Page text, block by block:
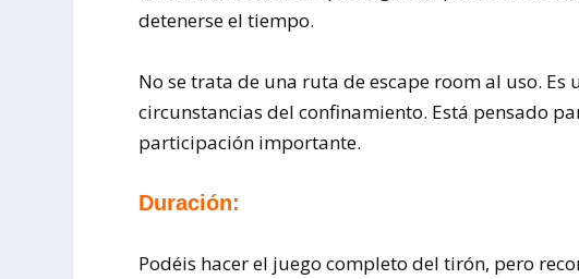
detenerse el tiempo.
No se trata de una ruta de escape room al uso.
circunstancias del confinamiento. Está pensado
participación importante.
Duración:
Podéis hacer el juego completo del tirón, pero